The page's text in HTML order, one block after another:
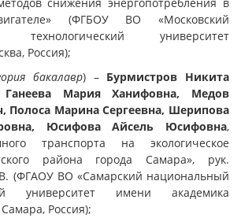
(ФГБОУ ВО «Московский
технологический университет
Россия);
бакалавр) – Бурмистров Никита
Ганеева Мария Ханифовна, Медов
Полоса Марина Сергеевна, Шерипова
Юсифова Айсель Юсифовна,
транспорта на экологическое
района города Самара», рук.
(ФГАОУ ВО «Самарский национальный
университет имени академика
Россия);